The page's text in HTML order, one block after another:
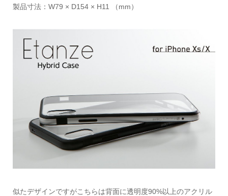
製品寸法：W79 × D154 × H11 （mm）
似たデザインですがこちらは背面に透明度90%以上のアクリル